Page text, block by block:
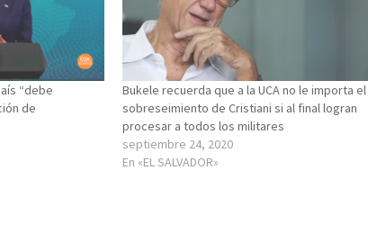
“debe
de
Bukele recuerda que a la UCA no le importa el
sobreseimiento de Cristiani si al final logran
procesar a todos los militares
septiembre 24, 2020
En «EL SALVADOR»